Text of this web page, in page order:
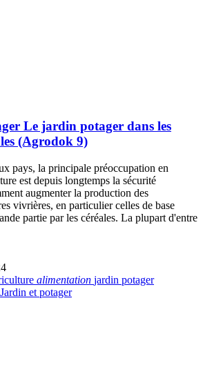
Le jardin potager dans les
(Agrodok 9)
pays, la principale préoccupation en
est depuis longtemps la sécurité
augmenter la production des
vivrières, en particulier celles de base
partie par les céréales. La plupart d'entre
alimentation jardin potager
Jardin et potager